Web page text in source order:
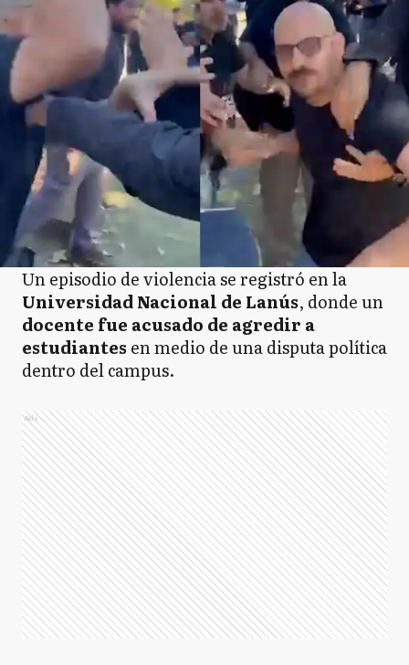
Un episodio de violencia se registró en la
Universidad Nacional de Lanús, donde un
docente fue acusado de agredir a
estudiantes en medio de una disputa política
dentro del campus.
Ads